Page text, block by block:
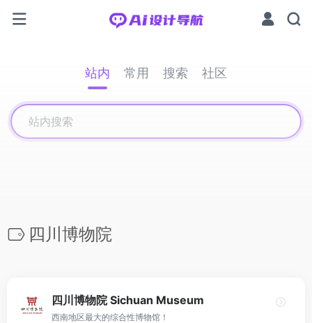
站内 常用 搜索 社区
四川博物院
四川博物院 Sichuan Museum
西南地区最大的综合性博物馆！